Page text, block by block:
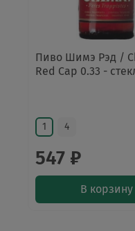
Пиво Шимэ Рэд /
Red Cap 0.33 -
1 4
547 ₽
В корзину